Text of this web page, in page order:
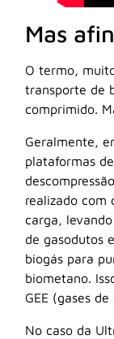
Mas
O termo,
transporte de
comprimido.
Geralmente,
plataformas
realizado com
carga,
de gasodutos
biogás para
biometano.
GEE (gases
No caso da